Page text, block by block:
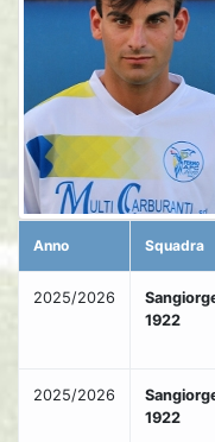
Anno Squadra
2025/2026
1922
2025/2026
1922